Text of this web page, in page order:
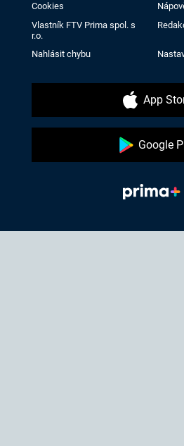
Cookies
Vlastník FTV Prima spol. s
r.o.
Nahlásit chybu
App
Google